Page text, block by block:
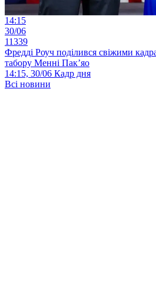
14:15
30/06
11339
Фредді Роуч поділився свіжими
табору Менні Пак’яо
14:15, 30/06 Кадр дня
Всі новини